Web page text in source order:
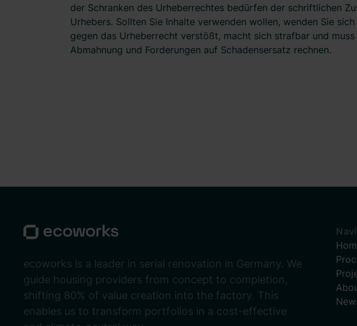
der Schranken des Urheberrechtes bedürfen der schriftlichen
Urhebers. Sollten Sie Inhalte verwenden wollen, wenden Sie
gegen das Urheberrecht verstößt, macht sich strafbar und
Abmahnung und Forderungen auf Schadensersatz rechnen.
ecoworks is a leader in serial renovation in Germany. We
guide housing providers from concept to completion,
shifting 80% of value creation into the factory. This
enables us to transform portfolios in a cost-effective